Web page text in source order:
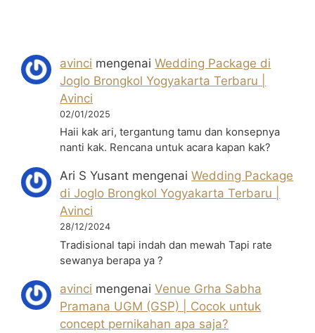
avinci mengenaiWedding Package di
Joglo Brongkol Yogyakarta Terbaru |
Avinci
02/01/2025
Haii kak ari, tergantung tamu dan konsepnya
nanti kak. Rencana untuk acara kapan kak?
Ari S Yusant mengenaiWedding Package
di Joglo Brongkol Yogyakarta Terbaru |
Avinci
28/12/2024
Tradisional tapi indah dan mewah Tapi rate
sewanya berapa ya ?
avinci mengenaiVenue Grha Sabha
Pramana UGM (GSP) | Cocok untuk
concept pernikahan apa saja?